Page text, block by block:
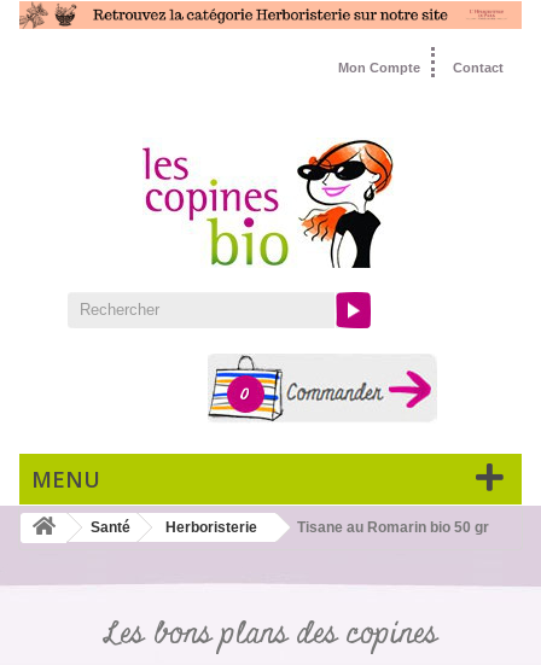
Contact
Mon Compte
0
MENU
Santé Herboristerie Tisane au Romarin bio 50 gr
Les bons plans des copines